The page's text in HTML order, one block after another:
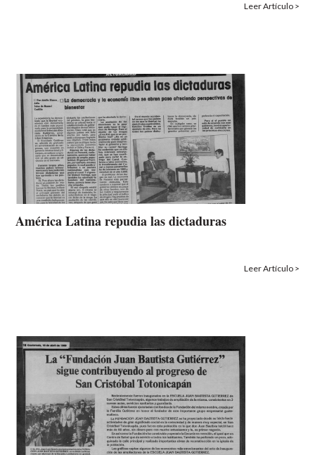
Leer Artículo >
América Latina repudia las dictaduras
Leer Artículo >